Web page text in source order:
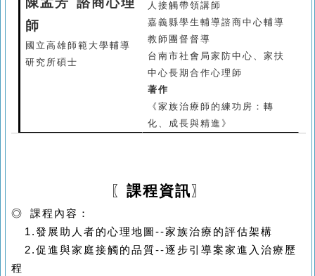
師
國立高雄師範大學輔導
研究所碩士
人接觸帶領講師
嘉義縣學生輔導諮商中心輔導
教師團督督導
台南市社會局家防中心、家扶
中心長期合作心理師
著作
《家族治療師的練功房：轉
化、成長與精進》
〖 課程資訊〗
◎ 課程內容：
1.發展助人者的心理地圖--家族治療的評估架構
2.促進與家庭接觸的品質--逐步引導案家進入治療歷
程